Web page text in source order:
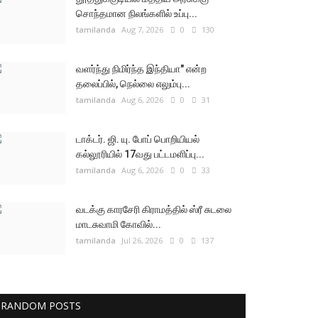
சொந்தமான நிலங்களில் உப்பு...
tamilanda Aug 7, 2026 0 130
வளர்ந்து நிமிர்ந்த இந்தியா" என்ற
தலைப்பில், நெல்லை எலும்பு...
tamilanda Aug 6, 2026 0 31
டாக்டர். ஜி. யு. போப் பொறியியல்
கல்லூரியில் 17வது பட்டமளிப்பு...
tamilanda Aug 6, 2026 0 33
வடக்கு காரசேரி கிராமத்தில் ஸ்ரீ சுடலை
மாடசுவாமி கோவில்...
tamilanda Jul 26, 2026 0 137
RANDOM POSTS